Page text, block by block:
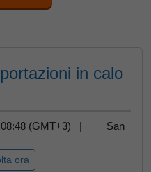
in calo
(GMT+3) |
San
ora